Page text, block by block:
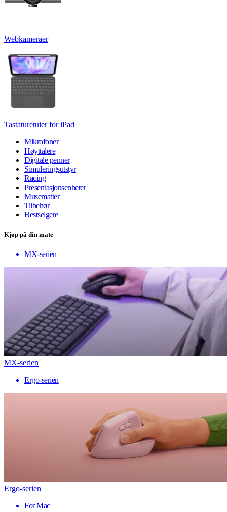
Webkameraer
Tastaturetuier for iPad
Mikrofoner
Høyttalere
Digitale penner
Simuleringsutstyr
Racing
Presentasjonsenheter
Musematter
Tilbehør
Bestselgere
Kjøp på din måte
MX-serien
MX-serien
Ergo-serien
Ergo-serien
For Mac